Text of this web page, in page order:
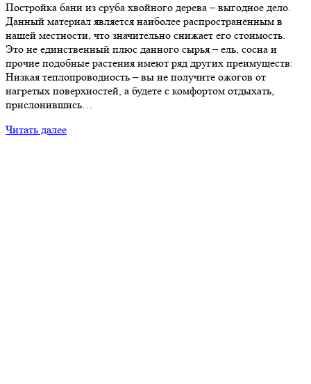
Постройка бани из сруба хвойного дерева – выгодное дело.
Данный материал является наиболее распространённым в
нашей местности, что значительно снижает его стоимость.
Это не единственный плюс данного сырья – ель, сосна и
прочие подобные растения имеют ряд других преимуществ:
Низкая теплопроводность – вы не получите ожогов от
нагретых поверхностей, а будете с комфортом отдыхать,
прислонившись…
Читать далее